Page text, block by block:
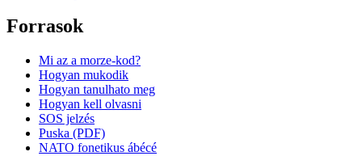
Forrasok
Mi az a morze-kod?
Hogyan mukodik
Hogyan tanulhato meg
Hogyan kell olvasni
SOS jelzés
Puska (PDF)
NATO fonetikus ábécé